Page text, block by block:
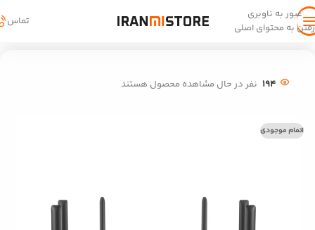
عبور به ناوبری
رفتن به محتوای اصلی
تماس
خانه
کالای دیجیتال
194 نفر در حال مشاهده محصول هستند
اتمام موجودی